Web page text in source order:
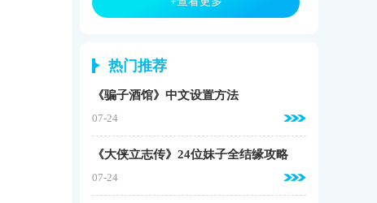
热门推荐
《骗子酒馆》中文设置方法
07-24
《大侠立志传》24位妹子全结缘攻略
07-24